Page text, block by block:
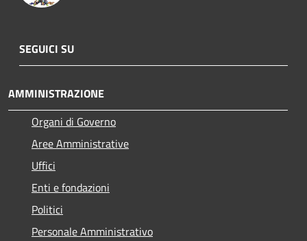
SEGUICI SU
AMMINISTRAZIONE
Organi di Governo
Aree Amministrative
Uffici
Enti e fondazioni
Politici
Personale Amministrativo